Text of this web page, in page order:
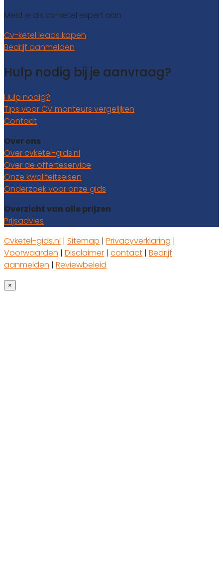
Meld je als cv-ketel expert aan.
Cv-ketel leads kopen
Bedrijf aanmelden
Hulp nodig bij je aanvraag?
Hulp nodig?
Tips voor CV monteurs vergelijken
Contact
Over ons
Over cvketel-gids.nl
Over de offerteservice
Onze kwaliteitseisen
Onderzoek voor onze gids
Overzicht van alle prijzen
Prijsadvies
Cvketel-gids.nl | Sitemap | Privacyverklaring |
Voorwaarden | Disclaimer | contact | Bedrijf
aanmelden | Reviewbeleid
×